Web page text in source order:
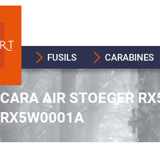
FUSILS CARABINES
CARA AIR STOEGER
RX5W0001A